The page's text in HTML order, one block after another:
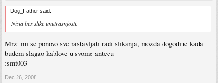
Dog_Father said:
Nista bez slike unutrasnjosti.
Mrzi mi se ponovo sve rastavljati radi slikanja, mozda dogodine kada
budem slagao kablove u svome antecu
:smt003
Dec 26, 2008